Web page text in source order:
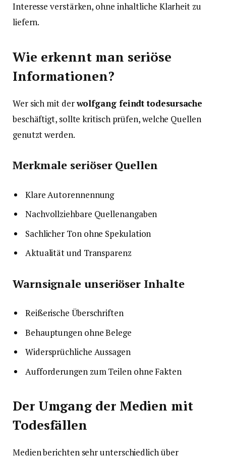
Interesse verstärken, ohne inhaltliche Klarheit zu
liefern.
Wie erkennt man seriöse
Informationen?
Wer sich mit derwolfgang feindt todesursache
beschäftigt, sollte kritisch prüfen, welche Quellen
genutzt werden.
Merkmale seriöser Quellen
Klare Autorennennung
Nachvollziehbare Quellenangaben
Sachlicher Ton ohne Spekulation
Aktualität und Transparenz
Warnsignale unseriöser Inhalte
Reißerische Überschriften
Behauptungen ohne Belege
Widersprüchliche Aussagen
Aufforderungen zum Teilen ohne Fakten
Der Umgang der Medien mit
Todesfällen
Medien berichten sehr unterschiedlich über